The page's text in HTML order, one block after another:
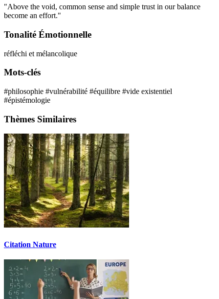
"Above the void, common sense and simple trust in our balance
become an effort."
Tonalité Émotionnelle
réfléchi et mélancolique
Mots-clés
#philosophie #vulnérabilité #équilibre #vide existentiel
#épistémologie
Thèmes Similaires
Citation Nature